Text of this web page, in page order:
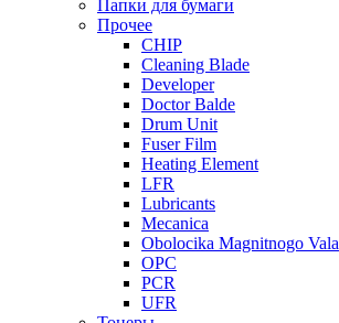
Папки для бумаги
Прочее
CHIP
Cleaning Blade
Developer
Doctor Balde
Drum Unit
Fuser Film
Heating Element
LFR
Lubricants
Mecanica
Obolocika Magnitnogo Vala
OPC
PCR
UFR